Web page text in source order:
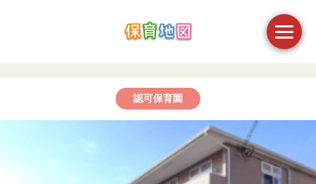
認可保育園